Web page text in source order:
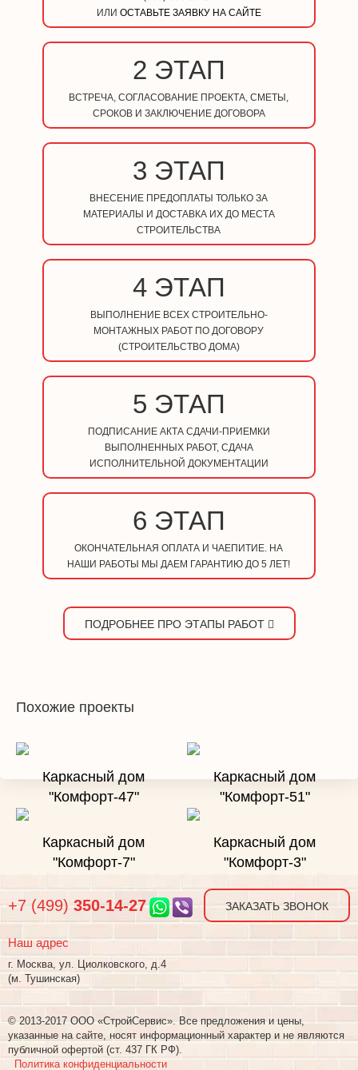
ИЛИ ОСТАВЬТЕ ЗАЯВКУ НА САЙТЕ
2 ЭТАП
ВСТРЕЧА, СОГЛАСОВАНИЕ ПРОЕКТА, СМЕТЫ,
СРОКОВ И ЗАКЛЮЧЕНИЕ ДОГОВОРА
3 ЭТАП
ВНЕСЕНИЕ ПРЕДОПЛАТЫ ТОЛЬКО ЗА
МАТЕРИАЛЫ И ДОСТАВКА ИХ ДО МЕСТА
СТРОИТЕЛЬСТВА
4 ЭТАП
ВЫПОЛНЕНИЕ ВСЕХ СТРОИТЕЛЬНО-
МОНТАЖНЫХ РАБОТ ПО ДОГОВОРУ
(СТРОИТЕЛЬСТВО ДОМА)
5 ЭТАП
ПОДПИСАНИЕ АКТА СДАЧИ-ПРИЕМКИ
ВЫПОЛНЕННЫХ РАБОТ, СДАЧА
ИСПОЛНИТЕЛЬНОЙ ДОКУМЕНТАЦИИ
6 ЭТАП
ОКОНЧАТЕЛЬНАЯ ОПЛАТА И ЧАЕПИТИЕ. НА
НАШИ РАБОТЫ МЫ ДАЕМ ГАРАНТИЮ ДО 5 ЛЕТ!
ПОДРОБНЕЕ ПРО ЭТАПЫ РАБОТ
Похожие проекты
Каркасный дом
"Комфорт-47"
Каркасный дом
"Комфорт-51"
Каркасный дом
"Комфорт-7"
Каркасный дом
"Комфорт-3"
+7 (499) 350-14-27 ЗАКАЗАТЬ ЗВОНОК
Наш адрес
г. Москва, ул. Циолковского, д.4
(м. Тушинская)
© 2013-2017 ООО «СтройСервис». Все предложения и цены,
указанные на сайте, носят информационный характер и не являются
публичной офертой (ст. 437 ГК РФ).
Политика конфиденциальности